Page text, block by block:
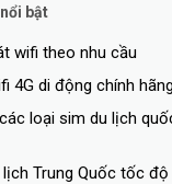
bật
wifi theo nhu cầu
4G di động chính hãng
loại sim du lịch
lịch Trung Quốc tốc độ